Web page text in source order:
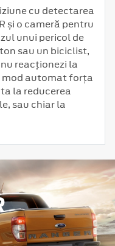
cu detectarea
și o cameră pentru
unui pericol de
sau un biciclist,
reacționezi la
mod automat forța
la reducerea
sau chiar la